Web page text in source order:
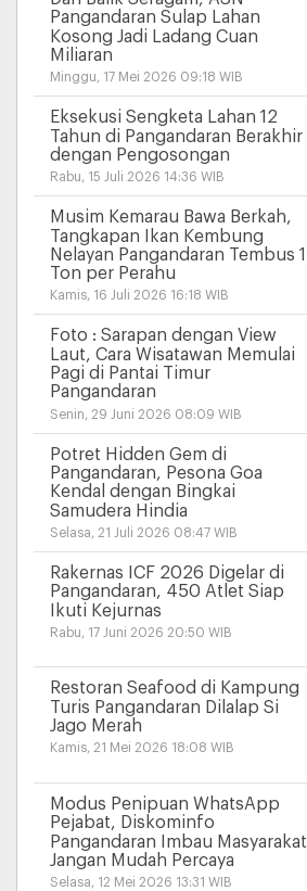
Pangandaran Sulap Lahan
Kosong Jadi Ladang Cuan
Miliaran
Minggu, 17 Mei 2026 09:18 WIB
Eksekusi Sengketa Lahan 12
Tahun di Pangandaran Berakhir
dengan Pengosongan
Rabu, 15 Juli 2026 14:36 WIB
Musim Kemarau Bawa Berkah,
Tangkapan Ikan Kembung
Nelayan Pangandaran Tembus 1
Ton per Perahu
Kamis, 16 Juli 2026 16:18 WIB
Foto : Sarapan dengan View
Laut, Cara Wisatawan Memulai
Pagi di Pantai Timur
Pangandaran
Senin, 29 Juni 2026 08:09 WIB
Potret Hidden Gem di
Pangandaran, Pesona Goa
Kendal dengan Bingkai
Samudera Hindia
Selasa, 21 Juli 2026 08:47 WIB
Rakernas ICF 2026 Digelar di
Pangandaran, 450 Atlet Siap
Ikuti Kejurnas
Rabu, 17 Juni 2026 20:50 WIB
Restoran Seafood di Kampung
Turis Pangandaran Dilalap Si
Jago Merah
Kamis, 21 Mei 2026 18:08 WIB
Modus Penipuan WhatsApp
Pejabat, Diskominfo
Pangandaran Imbau Masyarakat
Jangan Mudah Percaya
Selasa, 12 Mei 2026 13:31 WIB